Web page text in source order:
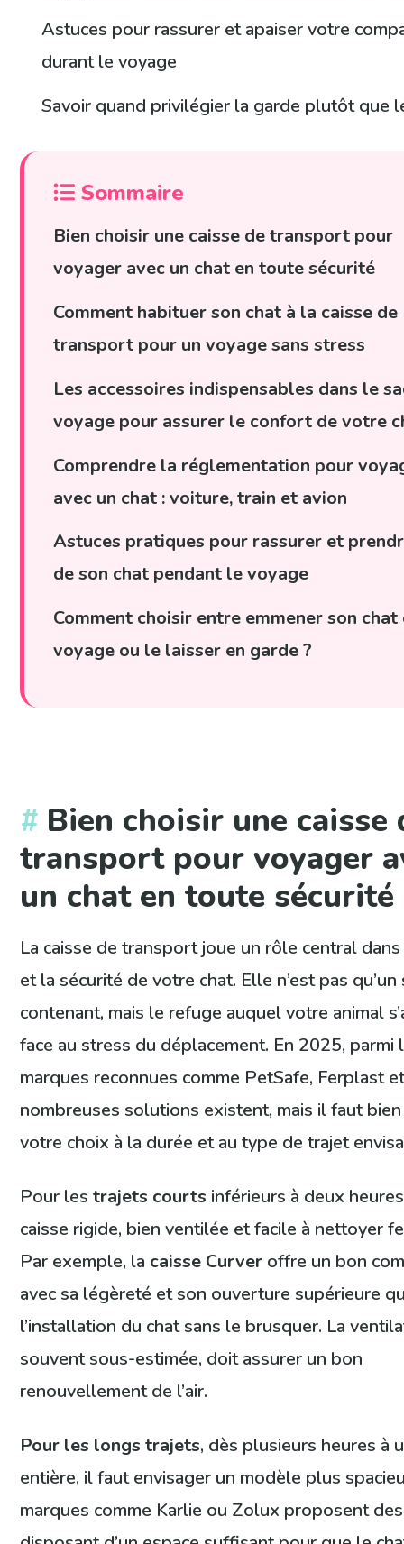
Astuces pour rassurer et apaiser votre
durant le voyage
Savoir quand privilégier la garde plutôt que
Sommaire
Bien choisir une caisse de transport pour
voyager avec un chat en toute sécurité
Comment habituer son chat à la caisse de
transport pour un voyage sans stress
Les accessoires indispensables dans le
voyage pour assurer le confort de votre
Comprendre la réglementation pour
avec un chat : voiture, train et avion
Astuces pratiques pour rassurer et
de son chat pendant le voyage
Comment choisir entre emmener son chat
voyage ou le laisser en garde ?
Bien choisir une caisse
transport pour voyager
un chat en toute sécurité
La caisse de transport joue un rôle central
et la sécurité de votre chat. Elle n’est pas
contenant, mais le refuge auquel votre animal
face au stress du déplacement. En 2025, parmi
marques reconnues comme PetSafe, Ferplast
nombreuses solutions existent, mais il faut
votre choix à la durée et au type de trajet
Pour lestrajets courts inférieurs à deux
caisse rigide, bien ventilée et facile à nettoyer
Par exemple, la caisse Curver offre un bon
avec sa légèreté et son ouverture supérieure
l’installation du chat sans le brusquer. La
souvent sous-estimée, doit assurer un bon
renouvellement de l’air.
Pour les longs trajets, dès plusieurs heures à
entière, il faut envisager un modèle plus
marques comme Karlie ou Zolux proposent